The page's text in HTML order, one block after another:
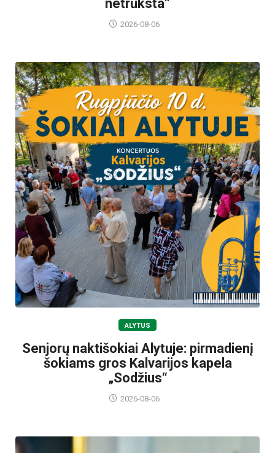
netrūksta“
2026-08-06
ALYTUS
Senjorų naktišokiai Alytuje: pirmadienį
šokiams gros Kalvarijos kapela
„Sodžius“
2026-08-06